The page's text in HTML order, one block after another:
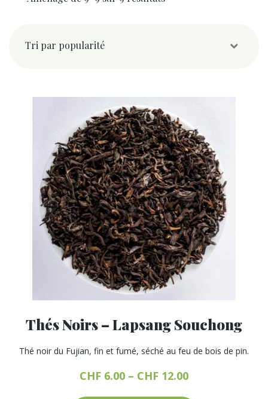
Thés Noirs – Lapsang Souchong
Thé noir du Fujian, fin et fumé, séché au feu de bois de pin.
CHF 6.00 – CHF 12.00